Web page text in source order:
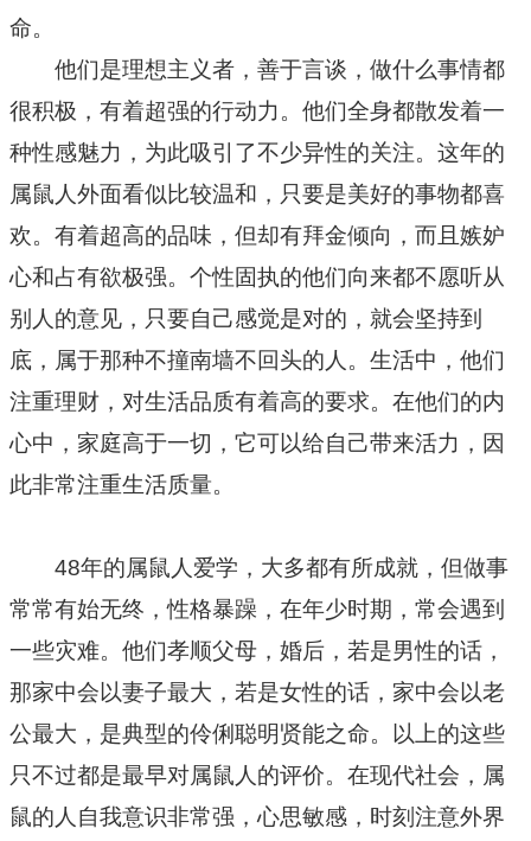
命。
他们是理想主义者，善于言谈，做什么事情都
很积极，有着超强的行动力。他们全身都散发着一
种性感魅力，为此吸引了不少异性的关注。这年的
属鼠人外面看似比较温和，只要是美好的事物都喜
欢。有着超高的品味，但却有拜金倾向，而且嫉妒
心和占有欲极强。个性固执的他们向来都不愿听从
别人的意见，只要自己感觉是对的，就会坚持到
底，属于那种不撞南墙不回头的人。生活中，他们
注重理财，对生活品质有着高的要求。在他们的内
心中，家庭高于一切，它可以给自己带来活力，因
此非常注重生活质量。
48年的属鼠人爱学，大多都有所成就，但做事
常常有始无终，性格暴躁，在年少时期，常会遇到
一些灾难。他们孝顺父母，婚后，若是男性的话，
那家中会以妻子最大，若是女性的话，家中会以老
公最大，是典型的伶俐聪明贤能之命。以上的这些
只不过都是最早对属鼠人的评价。在现代社会，属
鼠的人自我意识非常强，心思敏感，时刻注意外界